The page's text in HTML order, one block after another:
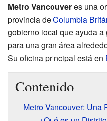
Metro Vancouveres una
provincia deColumbia
gobierno local que ayuda
para una gran área
Su oficina principal está en
Contenido
Metro Vancouver: Una